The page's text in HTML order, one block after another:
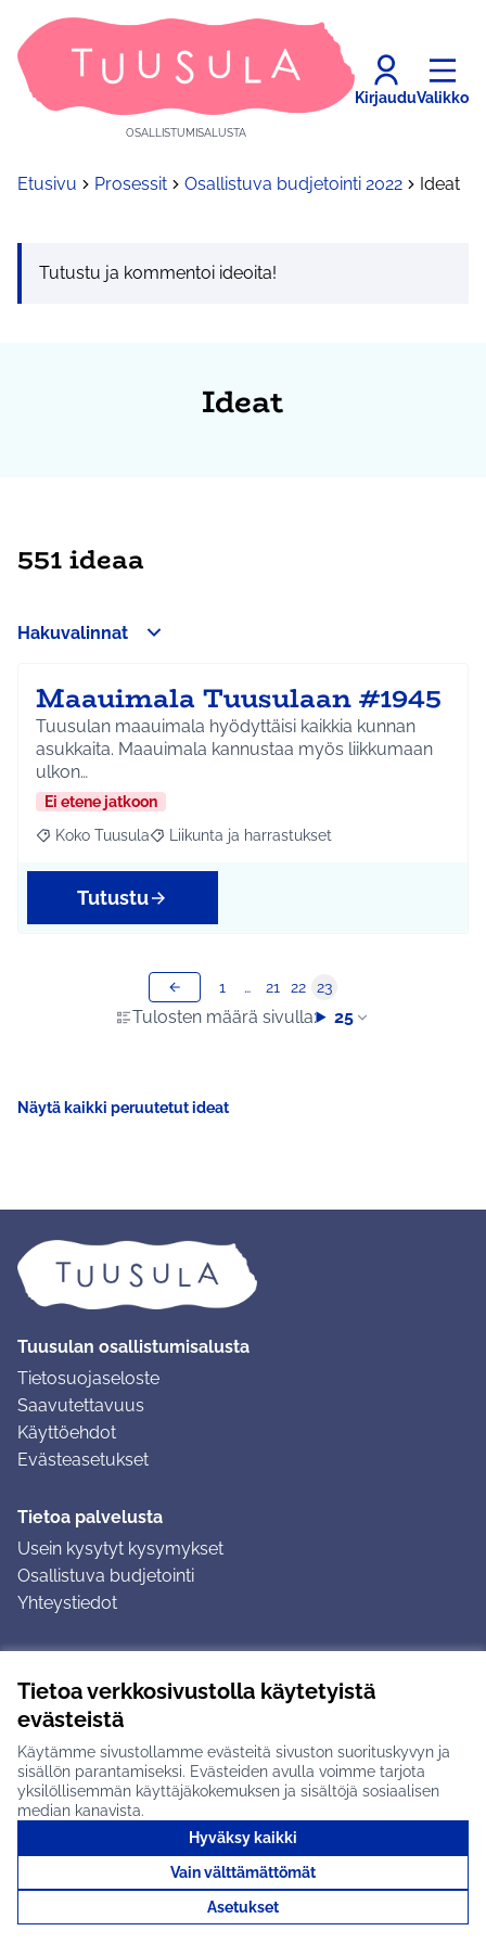
Tietoa verkkosivustolla käytetyistä
evästeistä
Käytämme sivustollamme evästeitä sivuston suorituskyvyn ja
sisällön parantamiseksi. Evästeiden avulla voimme tarjota
yksilöllisemmän käyttäjäkokemuksen ja sisältöjä sosiaalisen
median kanavista.
Hyväksy kaikki
Vain välttämättömät
Asetukset
OSALLISTUMISALUSTA
KirjauduValikko
Etusivu Prosessit Osallistuva budjetointi 2022 Ideat
Tutustu ja kommentoi ideoita!
Ideat
551 ideaa
Hakuvalinnat
Maauimala Tuusulaan #1945
Tuusulan maauimala hyödyttäisi kaikkia kunnan
asukkaita. Maauimala kannustaa myös liikkumaan
ulkon…
Ei etene jatkoon
Rajaa tulokset aihepiirin mukaan: Koko Tuusula
Koko Tuusula Rajaa tulokset teeman mukaan: Liikunta ja
Liikunta ja harrastukset
Tutustu
Tulosten määrä sivulla: 25
1 … 21 22 23
Näytä kaikki peruutetut ideat
Tuusulan osallistumisalusta
Tietosuojaseloste
Saavutettavuus
Käyttöehdot
Evästeasetukset
Tietoa palvelusta
Usein kysytyt kysymykset
Osallistuva budjetointi
Yhteystiedot
Ohjeet kirjautumiseen
Ohjeet kommentin jättämiseen
Creative Commons -lisenssi
(Ulkoinen linkki)Verkkosivusto luotuvapaan ohjelmiston
Tuusulan osallistumisalusta X-palvelussa
(Ulkoinen linkki)